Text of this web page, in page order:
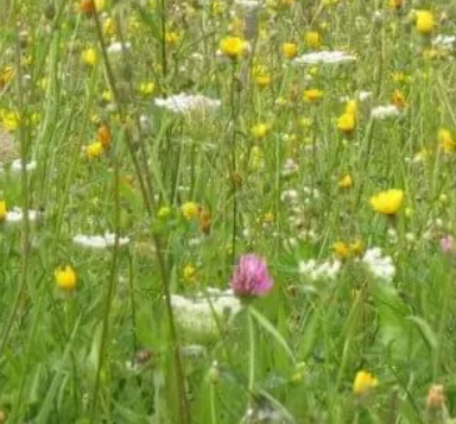
Profil Bewertungen 0
E-Mail senden anrufen teilen
über mich
Dagmar Doll, Kräuterpädagogin
Wiesenwege-Germering
Die meisten Menschen wissen gar
und wie viel Pracht in den
in irgend einer Pflanze, einem